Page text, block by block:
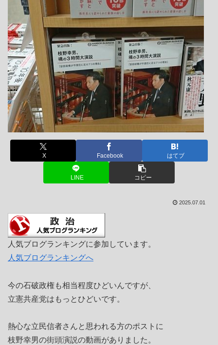
X Facebook はてブ
LINE コピー
2025.07.01
人気ブログランキングに参加しています。
人気ブログランキングへ
今の石破政権も相当程度ひどいんですが、
立憲共産党はもっとひどいです。
熱心な立民信者さんと思われる方のポストに
枝野幸男の街頭演説の動画がありました。